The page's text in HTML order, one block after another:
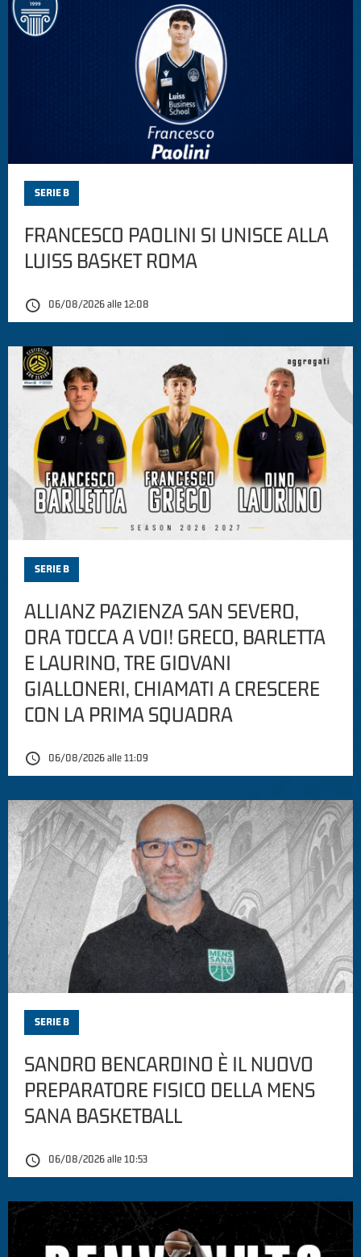
SERIE B
FRANCESCO PAOLINI SI UNISCE ALLA
LUISS BASKET ROMA
06/08/2026 alle 12:08
SERIE B
ALLIANZ PAZIENZA SAN SEVERO,
ORA TOCCA A VOI! GRECO, BARLETTA
E LAURINO, TRE GIOVANI
GIALLONERI, CHIAMATI A CRESCERE
CON LA PRIMA SQUADRA
06/08/2026 alle 11:09
SERIE B
SANDRO BENCARDINO È IL NUOVO
PREPARATORE FISICO DELLA MENS
SANA BASKETBALL
06/08/2026 alle 10:53